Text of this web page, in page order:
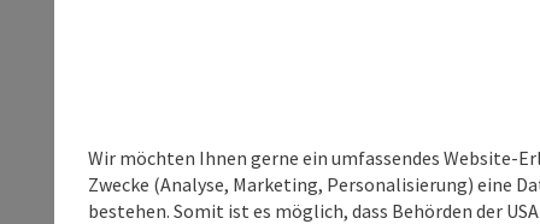
Wir möchten Ihnen gerne ein umfassendes Website-
Zwecke (Analyse, Marketing, Personalisierung) eine
bestehen. Somit ist es möglich, dass Behörden der